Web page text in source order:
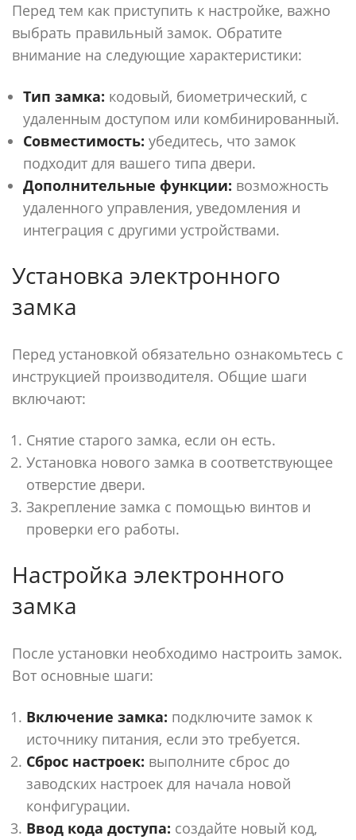
Перед тем как приступить к настройке, важно
выбрать правильный замок. Обратите
внимание на следующие характеристики:
Тип замка: кодовый, биометрический, с
удаленным доступом или комбинированный.
Совместимость: убедитесь, что замок
подходит для вашего типа двери.
Дополнительные функции: возможность
удаленного управления, уведомления и
интеграция с другими устройствами.
Установка электронного
замка
Перед установкой обязательно ознакомьтесь с
инструкцией производителя. Общие шаги
включают:
Снятие старого замка, если он есть.
Установка нового замка в соответствующее
отверстие двери.
Закрепление замка с помощью винтов и
проверки его работы.
Настройка электронного
замка
После установки необходимо настроить замок.
Вот основные шаги:
Включение замка: подключите замок к
источнику питания, если это требуется.
Сброс настроек: выполните сброс до
заводских настроек для начала новой
конфигурации.
Ввод кода доступа: создайте новый код,